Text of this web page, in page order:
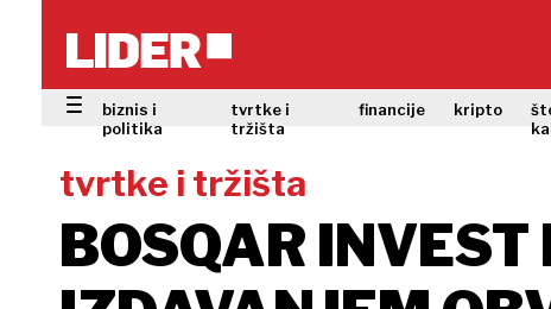
biznis i
politika
tvrtke i
tržišta
financije kripto
tvrtke i tržišta
BOSQAR